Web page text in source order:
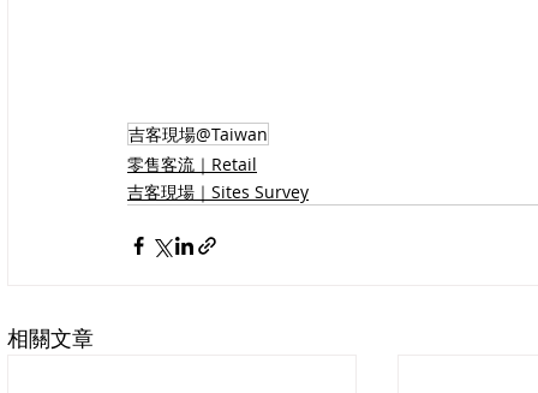
吉客現場@Taiwan
零售客流｜Retail
吉客現場｜Sites Survey
相關文章